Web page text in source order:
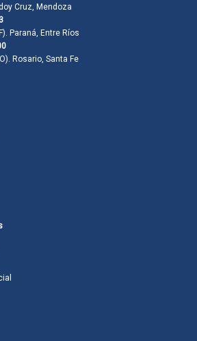
Cruz, Mendoza
Paraná, Entre Ríos
Rosario, Santa Fe